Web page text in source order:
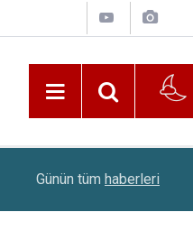
Ambulans Şoförü Ve
Günün tüm haberleri